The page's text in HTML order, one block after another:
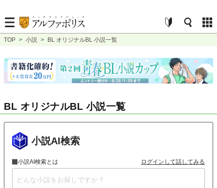
TOP > 小説 > BL オリジナルBL 小説一覧
BL オリジナルBL 小説一覧
小説AI検索
小説AI検索とは ログインして話してみる